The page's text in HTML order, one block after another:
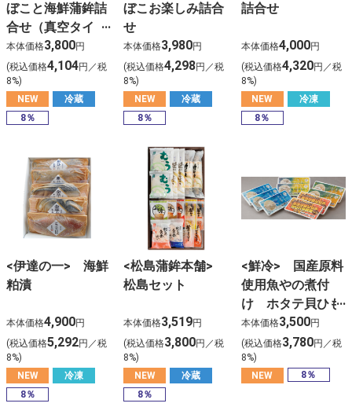
ぼこと海鮮蒲鉾詰
合せ（真空タイ
プ）
本体価格3,800円
(税込価格4,104円／税
8%)
NEW
冷蔵
8％
ぼこお楽しみ詰合
せ
本体価格3,980円
(税込価格4,298円／税
8%)
NEW
冷蔵
8％
詰合せ
本体価格4,000円
(税込価格4,320円／税
8%)
NEW
冷凍
8％
<伊達の一> 海鮮
粕漬
本体価格4,900円
(税込価格5,292円／税
8%)
NEW
冷凍
8％
<松島蒲鉾本舗>
松島セット
本体価格3,519円
(税込価格3,800円／税
8%)
NEW
冷蔵
8％
<鮮冷> 国産原料
使用魚やの煮付
け ホタテ貝ひも
味付けセット
本体価格3,500円
(税込価格3,780円／税
8%)
NEW
8％